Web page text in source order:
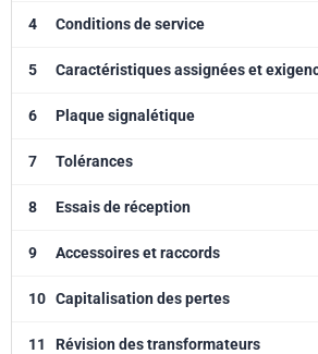
4 Conditions de service
5 Caractéristiques assignées et
6 Plaque signalétique
7 Tolérances
8 Essais de réception
9 Accessoires et raccords
10 Capitalisation des pertes
11 Révision des transformateurs